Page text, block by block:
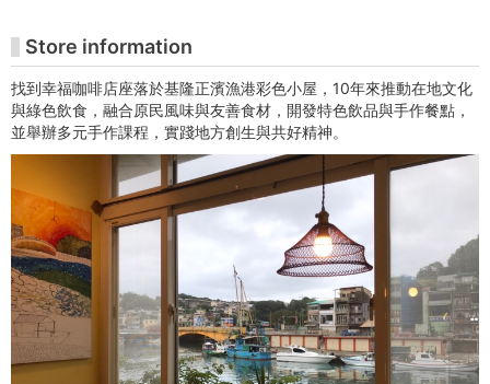
관
티
켓
구
매
사
이
트
Store information
找到幸福咖啡店座落於基隆正濱漁港彩色小屋，10年來推動在地文化
與綠色飲食，融合原民風味與友善食材，開發特色飲品與手作餐點，
並舉辦多元手作課程，實踐地方創生與共好精神。